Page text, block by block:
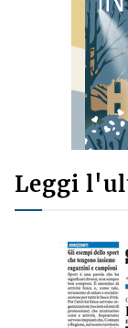
Leggi